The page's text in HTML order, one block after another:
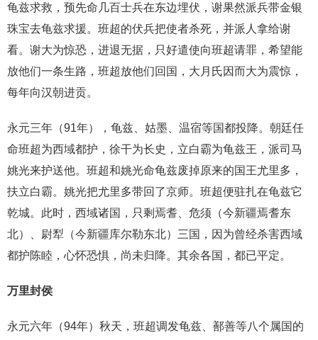
龟兹求救，预先命几百士兵在东边埋伏，谢果然派兵带金银
珠宝去龟兹求援。班超的伏兵把使者杀死，并派人拿给谢
看。谢大为惊恐，进退无据，只好遣使向班超请罪，希望能
放他们一条生路，班超放他们回国，大月氏因而大为震惊，
每年向汉朝进贡。
永元三年（91年），龟兹、姑墨、温宿等国都投降。朝廷任
命班超为西域都护，徐干为长史，立白霸为龟兹王，派司马
姚光来护送他。班超和姚光命龟兹废掉原来的国王尤里多，
扶立白霸。姚光把尤里多带回了京师。班超便驻扎在龟兹它
乾城。此时，西域诸国，只剩焉耆、危须（今新疆焉耆东
北）、尉犁（今新疆库尔勒东北）三国，因为曾经杀害西域
都护陈睦，心怀恐惧，尚未归降。其余各国，都已平定。
万里封侯
永元六年（94年）秋天，班超调发龟兹、鄯善等八个属国的